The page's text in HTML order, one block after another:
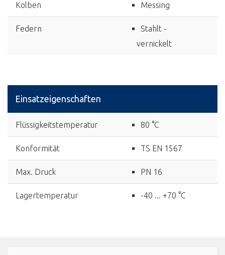
Kolben Messing
Federn
Stahlt -
vernickelt
Einsatzeigenschaften
Flüssigkeitstemperatur 80 °C
Konformität TS EN 1567
Max. Druck PN 16
Lagertemperatur -40 ... +70 °C